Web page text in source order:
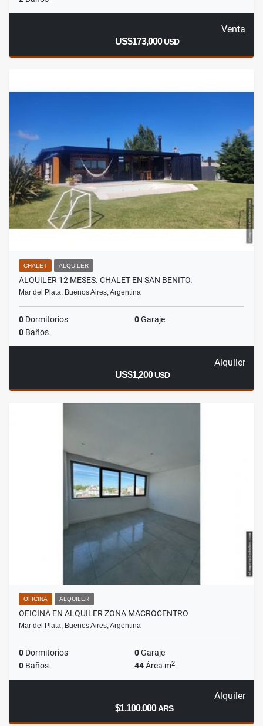
Venta
US$173,000USD
CHALET ALQUILER
ALQUILER 12 MESES. CHALET EN SAN BENITO.
Mar del Plata, Buenos Aires, Argentina
0 Dormitorios 0Garaje
0 Baños
Alquiler
US$1,200USD
OFICINA ALQUILER
OFICINA EN ALQUILER ZONA MACROCENTRO
Mar del Plata, Buenos Aires, Argentina
0 Dormitorios 0Garaje
0 Baños 44Área m2
Alquiler
$1.100.000ARS